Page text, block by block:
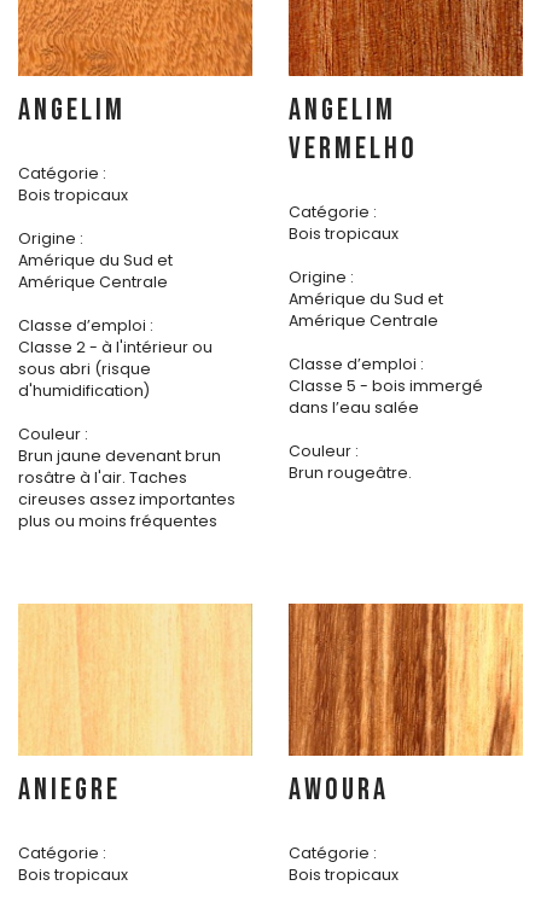
ANGELIM
Catégorie :
Bois tropicaux
Origine :
Amérique du Sud et
Amérique Centrale
Classe d’emploi :
Classe 2 - à l'intérieur ou
sous abri (risque
d'humidification)
Couleur :
Brun jaune devenant brun
rosâtre à l'air. Taches
cireuses assez importantes
plus ou moins fréquentes
ANGELIM
VERMELHO
Catégorie :
Bois tropicaux
Origine :
Amérique du Sud et
Amérique Centrale
Classe d’emploi :
Classe 5 - bois immergé
dans l’eau salée
Couleur :
Brun rougeâtre.
ANIEGRE
Catégorie :
Bois tropicaux
AWOURA
Catégorie :
Bois tropicaux